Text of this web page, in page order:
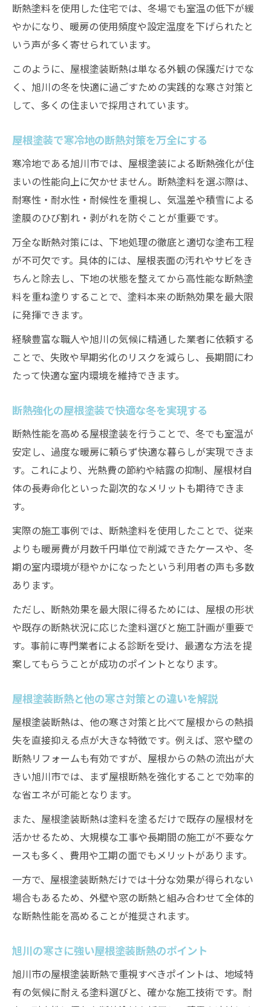
断熱塗料を使用した住宅では、冬場でも室温の低下が緩
やかになり、暖房の使用頻度や設定温度を下げられたと
いう声が多く寄せられています。
このように、屋根塗装断熱は単なる外観の保護だけでな
く、旭川の冬を快適に過ごすための実践的な寒さ対策と
して、多くの住まいで採用されています。
屋根塗装で寒冷地の断熱対策を万全にする
寒冷地である旭川市では、屋根塗装による断熱強化が住
まいの性能向上に欠かせません。断熱塗料を選ぶ際は、
耐寒性・耐水性・耐候性を重視し、気温差や積雪による
塗膜のひび割れ・剥がれを防ぐことが重要です。
万全な断熱対策には、下地処理の徹底と適切な塗布工程
が不可欠です。具体的には、屋根表面の汚れやサビをき
ちんと除去し、下地の状態を整えてから高性能な断熱塗
料を重ね塗りすることで、塗料本来の断熱効果を最大限
に発揮できます。
経験豊富な職人や旭川の気候に精通した業者に依頼する
ことで、失敗や早期劣化のリスクを減らし、長期間にわ
たって快適な室内環境を維持できます。
断熱強化の屋根塗装で快適な冬を実現する
断熱性能を高める屋根塗装を行うことで、冬でも室温が
安定し、過度な暖房に頼らず快適な暮らしが実現できま
す。これにより、光熱費の節約や結露の抑制、屋根材自
体の長寿命化といった副次的なメリットも期待できま
す。
実際の施工事例では、断熱塗料を使用したことで、従来
よりも暖房費が月数千円単位で削減できたケースや、冬
期の室内環境が穏やかになったという利用者の声も多数
あります。
ただし、断熱効果を最大限に得るためには、屋根の形状
や既存の断熱状況に応じた塗料選びと施工計画が重要で
す。事前に専門業者による診断を受け、最適な方法を提
案してもらうことが成功のポイントとなります。
屋根塗装断熱と他の寒さ対策との違いを解説
屋根塗装断熱は、他の寒さ対策と比べて屋根からの熱損
失を直接抑える点が大きな特徴です。例えば、窓や壁の
断熱リフォームも有効ですが、屋根からの熱の流出が大
きい旭川市では、まず屋根断熱を強化することで効率的
な省エネが可能となります。
また、屋根塗装断熱は塗料を塗るだけで既存の屋根材を
活かせるため、大規模な工事や長期間の施工が不要なケ
ースも多く、費用や工期の面でもメリットがあります。
一方で、屋根塗装断熱だけでは十分な効果が得られない
場合もあるため、外壁や窓の断熱と組み合わせて全体的
な断熱性能を高めることが推奨されます。
旭川の寒さに強い屋根塗装断熱のポイント
旭川市の屋根塗装断熱で重視すべきポイントは、地域特
有の気候に耐える塗料選びと、確かな施工技術です。耐